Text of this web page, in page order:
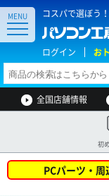
コスパで選ぼう
ログイン お
MENU
全国店舗情報
初
PCパーツ・